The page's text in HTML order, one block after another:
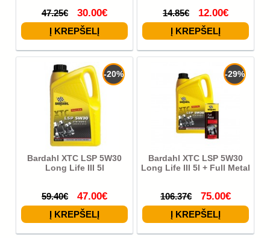
47.25€ 30.00€ 14.85€ 12.00€
-20%
Bardahl XTC LSP 5W30
Long Life III 5l
59.40€ 47.00€
-29%
Bardahl XTC LSP 5W30
Long Life III 5l + Full Metal
106.37€ 75.00€